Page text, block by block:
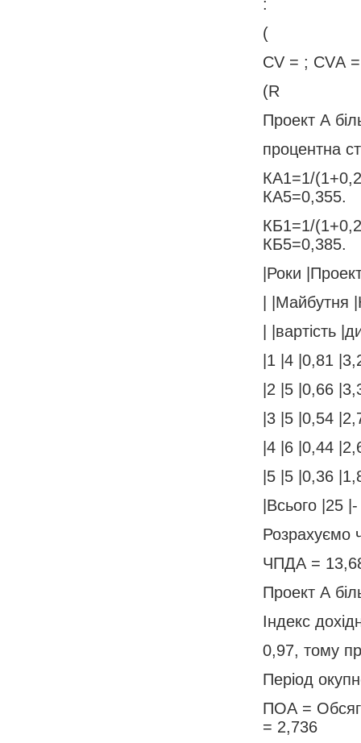
:
(
CV = ; CVА
(R
Проект А
процентна
КА1=1/
КА5=0,355.
КБ1=1/
КБ5=0,385.
|Роки
|
| |вартість
|1 |4 |0,81
|2 |5 |0,66
|3 |5 |0,54
|4 |6 |0,44
|5 |5 |0,36
|Всього |25
Розрахуємо
ЧПДА =
Проект А
Індекс
0,97, тому
Період
ПОА = Обсяг
= 2,736